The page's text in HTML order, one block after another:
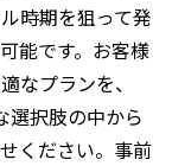
時期を狙って発
能です。お客様
なプランを、
選択肢の中から
ください。事前